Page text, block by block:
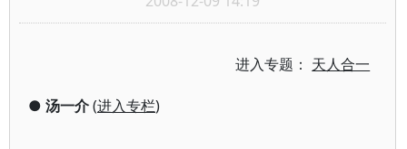
进入专题： 天人合一
● 汤一介(进入专栏)